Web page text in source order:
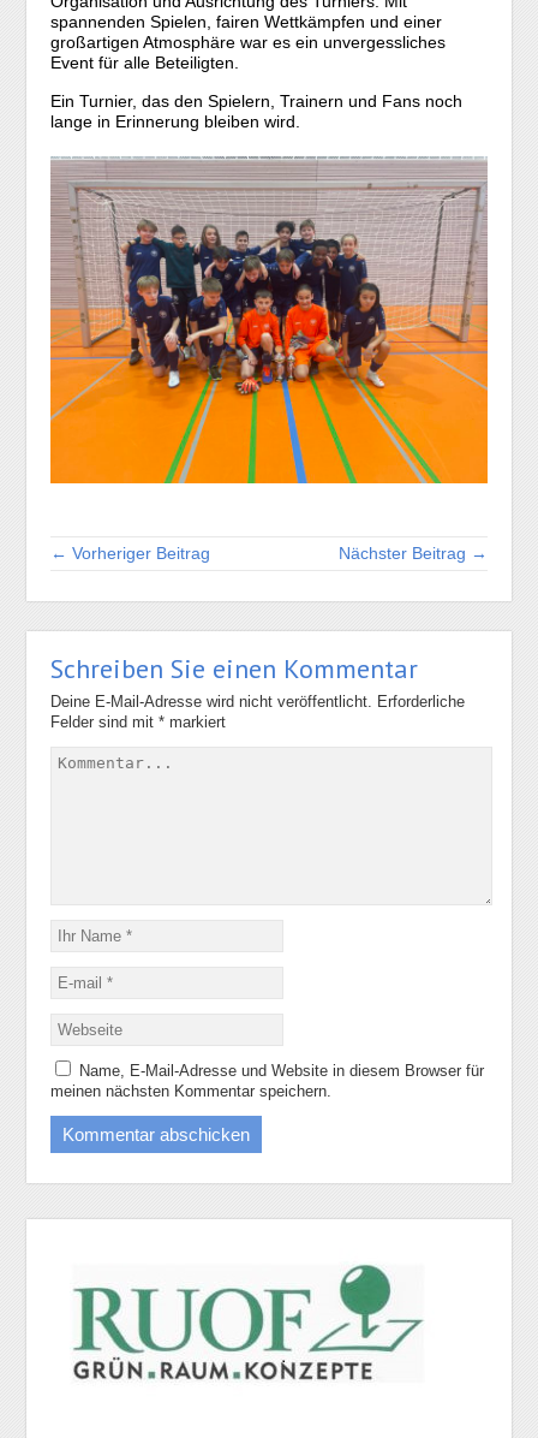
spannenden Spielen, fairen Wettkämpfen und einer
großartigen Atmosphäre war es ein unvergessliches
Event für alle Beteiligten.
Ein Turnier, das den Spielern, Trainern und Fans noch
lange in Erinnerung bleiben wird.
← Vorheriger Beitrag Nächster Beitrag →
Schreiben Sie einen Kommentar
Deine E-Mail-Adresse wird nicht veröffentlicht. Erforderliche
Felder sind mit* markiert
Name, E-Mail-Adresse und Website in diesem Browser für
meinen nächsten Kommentar speichern.